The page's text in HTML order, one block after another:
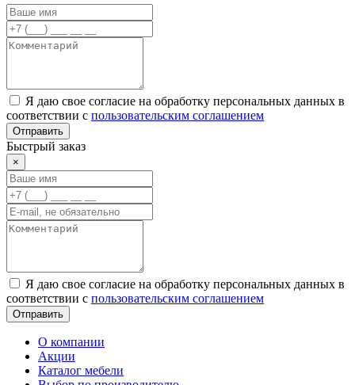
Я даю свое согласие на обработку персональных данных в
соответствии с пользовательским соглашением
Отправить
Быстрый заказ
×
Я даю свое согласие на обработку персональных данных в
соответствии с пользовательским соглашением
Отправить
О компании
Акции
Каталог мебели